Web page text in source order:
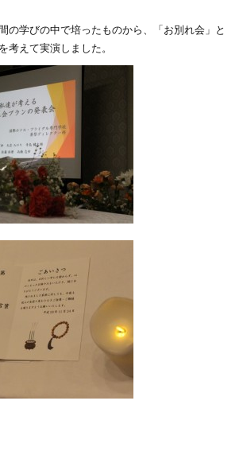
の学びの中で培ったものから、「お別れ会」と
考えて実演しました。